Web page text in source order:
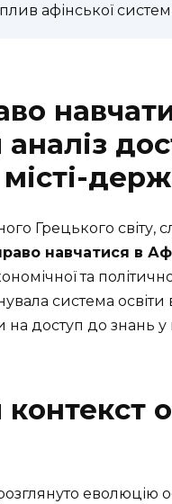
афінської
аналіз
Грецького світу,
навчатися в
та
система
на доступ до знань у
еволюцію